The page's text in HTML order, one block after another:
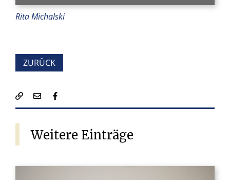
Rita Michalski
ZURÜCK
Weitere Einträge